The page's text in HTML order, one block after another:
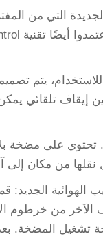
يتم
إيقاف تلقائي
تحتوي على مضخة
من مكان إلى
الهوائية
من خرطوم
تشغيل المضخة.